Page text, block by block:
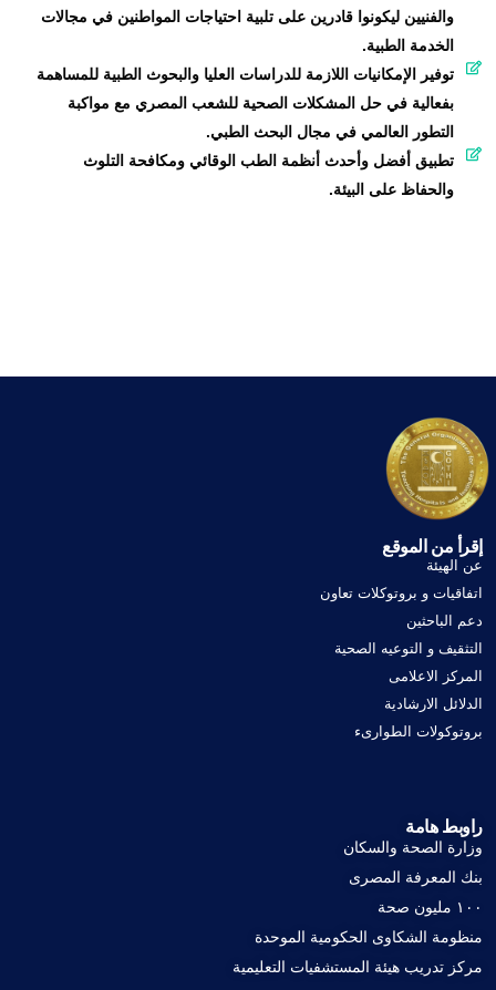
والفنيين ليكونوا قادرين على تلبية احتياجات المواطنين في مجالات
الخدمة الطبية.
توفير الإمكانيات اللازمة للدراسات العليا والبحوث الطبية للمساهمة
بفعالية في حل المشكلات الصحية للشعب المصري مع مواكبة
التطور العالمي في مجال البحث الطبي.
تطبيق أفضل وأحدث أنظمة الطب الوقائي ومكافحة التلوث
والحفاظ على البيئة.
إقرأ من الموقع
عن الهيئة
اتفاقيات و بروتوكلات تعاون
دعم الباحثين
التثقيف و التوعيه الصحية
المركز الاعلامى
الدلائل الارشادية
بروتوكولات الطوارىء
راوبط هامة
وزارة الصحة والسكان
بنك المعرفة المصرى
١٠٠ مليون صحة
منظومة الشكاوى الحكومية الموحدة
مركز تدريب هيئة المستشفيات التعليمية